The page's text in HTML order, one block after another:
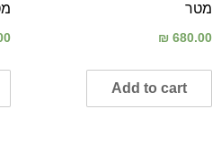
מטר
₪ 680.00
Add to cart